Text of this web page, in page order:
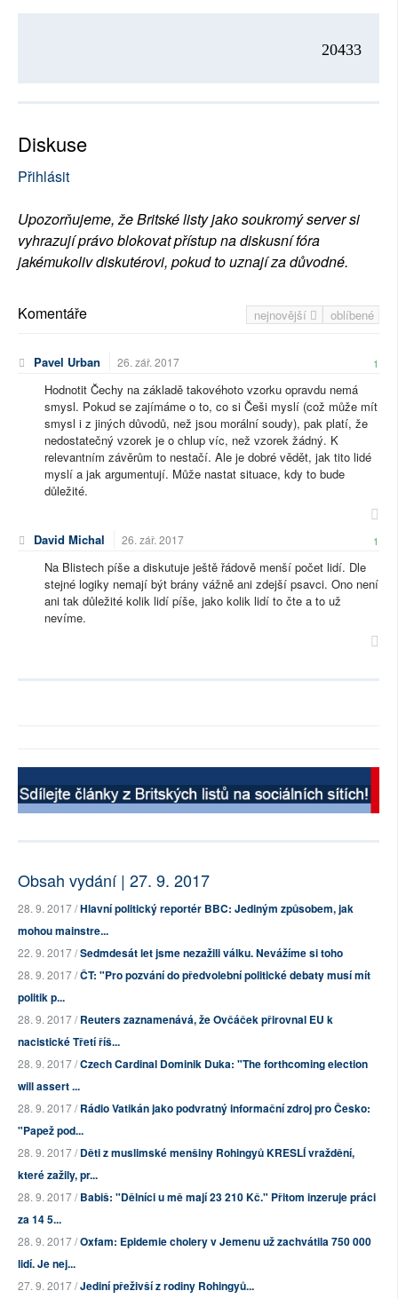
20433
Diskuse
Přihlásit
Upozorňujeme, že Britské listy jako soukromý server si
vyhrazují právo blokovat přístup na diskusní fóra
jakémukoliv diskutérovi, pokud to uznají za důvodné.
nejnovější oblíbené
Komentáře
Pavel Urban 26. zář. 2017 1
Hodnotit Čechy na základě takovéhoto vzorku opravdu nemá
smysl. Pokud se zajímáme o to, co si Češi myslí (což může mít
smysl i z jiných důvodů, než jsou morální soudy), pak platí, že
nedostatečný vzorek je o chlup víc, než vzorek žádný. K
relevantním závěrům to nestačí. Ale je dobré vědět, jak tito lidé
myslí a jak argumentují. Může nastat situace, kdy to bude
důležité.
David Michal 26. zář. 2017 1
Na Blistech píše a diskutuje ještě řádově menší počet lidí. Dle
stejné logiky nemají být brány vážně ani zdejší psavci. Ono není
ani tak důležité kolik lidí píše, jako kolik lidí to čte a to už
nevíme.
Obsah vydání | 27. 9. 2017
28. 9. 2017 /Hlavní politický reportér BBC: Jediným způsobem, jak
mohou mainstre...
22. 9. 2017 /Sedmdesát let jsme nezažili válku. Nevážíme si toho
28. 9. 2017 /ČT: "Pro pozvání do předvolební politické debaty musí mít
politik p...
28. 9. 2017 /Reuters zaznamenává, že Ovčáček přirovnal EU k
nacistické Třetí říš...
28. 9. 2017 /Czech Cardinal Dominik Duka: "The forthcoming election
will assert ...
28. 9. 2017 /Rádio Vatikán jako podvratný informační zdroj pro Česko:
"Papež pod...
28. 9. 2017 /Děti z muslimské menšiny Rohingyů KRESLÍ vraždění,
které zažily, pr...
28. 9. 2017 /Babiš: "Dělníci u mě mají 23 210 Kč." Přitom inzeruje práci
za 14 5...
28. 9. 2017 /Oxfam: Epidemie cholery v Jemenu už zachvátila 750 000
lidí. Je nej...
27. 9. 2017 /Jediní přeživší z rodiny Rohingyů...